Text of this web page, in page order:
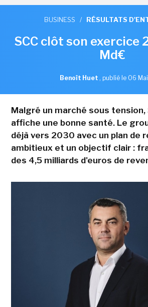
BUSINESS / RÉSULTATS
SCC clôt son exercice
Md€
Benoît Huet , publié le 06
Malgré un marché sous tension,
affiche une bonne santé. Le
déjà vers 2030 avec un plan de
ambitieux et un objectif clair :
des 4,5 milliards d'euros de